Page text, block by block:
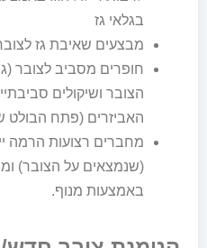
בגלאי גז
מבצעים שאיבת גז
חופרים מסביב לצובר
הצובר ושיקולים
האביזרים (פתח
מחברים רצועות הרמה
(שנמצאים על הצובר)
באמצעות מנוף.